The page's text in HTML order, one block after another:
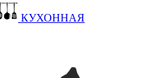
КУХОННАЯ